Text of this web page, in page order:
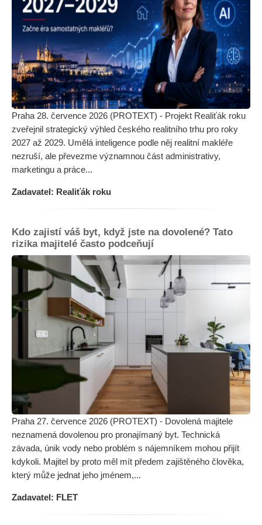
Praha 28. července 2026 (PROTEXT) - Projekt Realiťák roku
zveřejnil strategický výhled českého realitního trhu pro roky
2027 až 2029. Umělá inteligence podle něj realitní makléře
nezruší, ale převezme významnou část administrativy,
marketingu a práce...
Zadavatel: Realiťák roku
Kdo zajistí váš byt, když jste na dovolené? Tato
rizika majitelé často podceňují
Praha 27. července 2026 (PROTEXT) - Dovolená majitele
neznamená dovolenou pro pronajímaný byt. Technická
závada, únik vody nebo problém s nájemníkem mohou přijít
kdykoli. Majitel by proto měl mít předem zajištěného člověka,
který může jednat jeho jménem,...
Zadavatel: FLET